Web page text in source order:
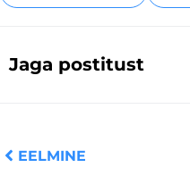
Jaga postitust
EELMINE